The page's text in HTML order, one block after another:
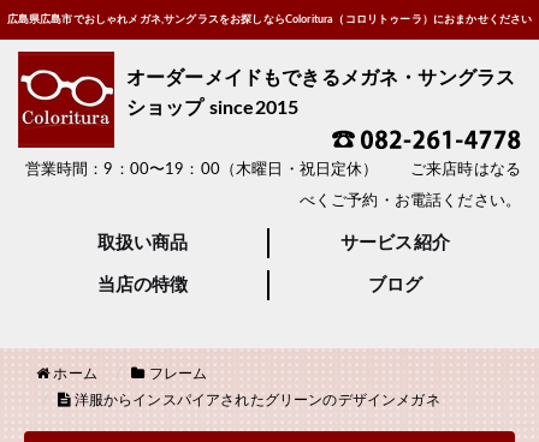
広島県広島市でおしゃれメガネ,サングラスをお探しならColoritura（コロリトゥーラ）におまかせください
オーダーメイドもできるメガネ・サングラス
ショップ since2015
営業時間：9：00〜19：00（木曜日・祝日定休） ご来店時はなる
べくご予約・お電話ください。
取扱い商品 サービス紹介
当店の特徴 ブログ
ホーム
フレーム
洋服からインスパイアされたグリーンのデザインメガネ